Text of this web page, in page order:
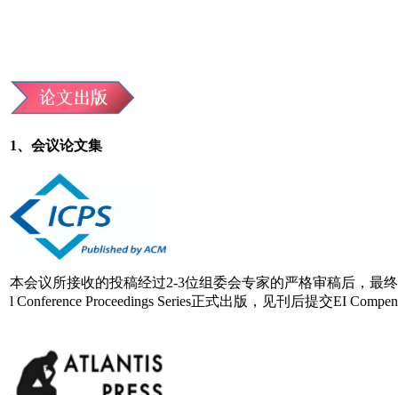
1、会议论文集
本会议所接收的投稿经过2-3位组委会专家的严格审稿后，最
l Conference Proceedings Series正式出版，见刊后提交EI